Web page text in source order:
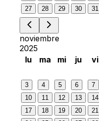
27
28 29 30 31
noviembre
2025
lu
ma mi ju vi
3
4 5 6 7
10
11 12 13 14
17
18 19 20 21